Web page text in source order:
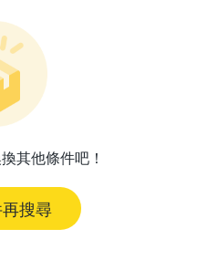
其他條件吧！
搜尋